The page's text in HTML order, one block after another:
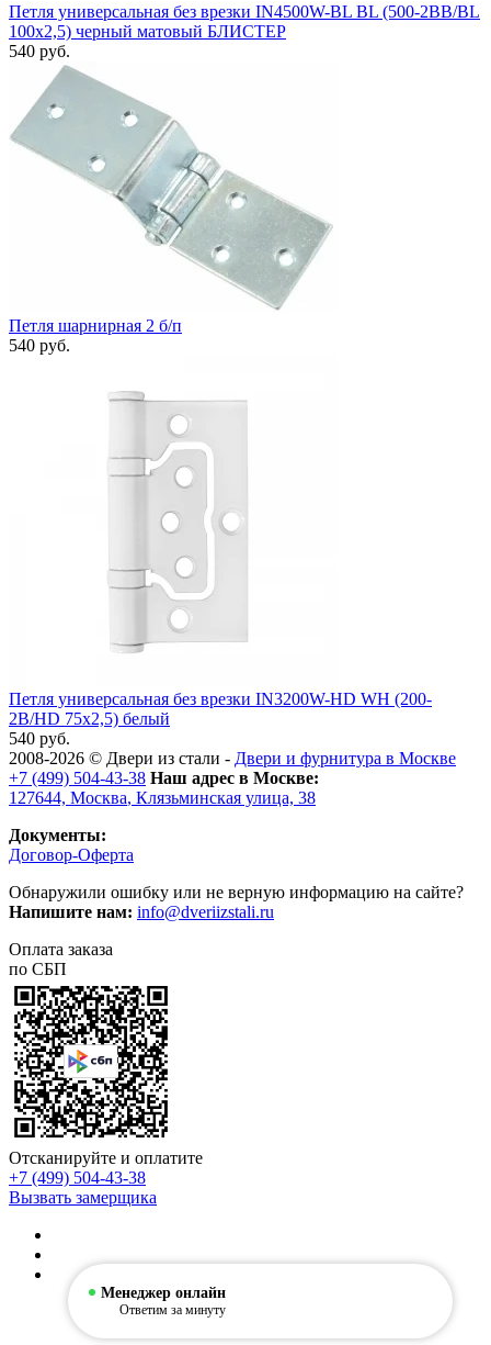
Петля универсальная без врезки IN4500W-BL BL (500-2BB/BL
100x2,5) черный матовый БЛИСТЕР
540 руб.
Петля шарнирная 2 б/п
540 руб.
Петля универсальная без врезки IN3200W-HD WH (200-
2B/HD 75x2,5) белый
540 руб.
2008-2026 © Двери из стали - Двери и фурнитура в Москве
+7 (499) 504-43-38 Наш адрес в Москве:
127644, Москва, Клязьминская улица, 38
Документы:
Договор-Оферта
Обнаружили ошибку или не верную информацию на сайте?
Напишите нам: info@dveriizstali.ru
Оплата заказа
по СБП
Отсканируйте и оплатите
+7 (499) 504-43-38
Вызвать замерщика
Менеджер онлайн
Ответим за минуту